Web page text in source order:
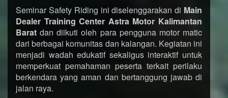
Seminar Safety Riding ini diselenggarakan di Main
Dealer Training Center Astra Motor Kalimantan
Barat dan diikuti oleh para pengguna motor matic
dari berbagai komunitas dan kalangan. Kegiatan ini
menjadi wadah edukatif sekaligus interaktif untuk
memperkuat pemahaman peserta terkait perilaku
berkendara yang aman dan bertanggung jawab di
jalan raya.